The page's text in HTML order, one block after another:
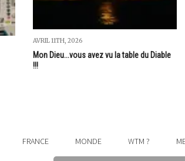
AVRIL 11TH, 2026
Mon Dieu...vous avez vu la table du Diable
!!!
FRANCE MONDE WTM ?